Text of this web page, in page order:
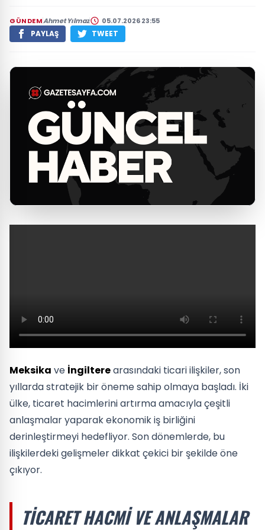
GÜNDEMAhmet Yılmaz 05.07.2026 23:55
PAYLAŞ TWEET
Meksika ve İngilterearasındaki ticari ilişkiler, son
yıllarda stratejik bir öneme sahip olmaya başladı. İki
ülke, ticaret hacimlerini artırma amacıyla çeşitli
anlaşmalar yaparak ekonomik iş birliğini
derinleştirmeyi hedefliyor. Son dönemlerde, bu
ilişkilerdeki gelişmeler dikkat çekici bir şekilde öne
çıkıyor.
TICARET HACMI VE ANLAŞMALAR